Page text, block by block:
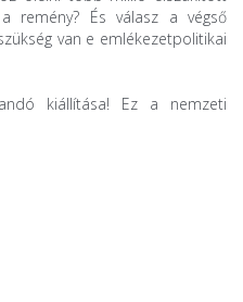
remény? És válasz a végső
van e emlékezetpolitikai
kiállítása! Ez a nemzeti